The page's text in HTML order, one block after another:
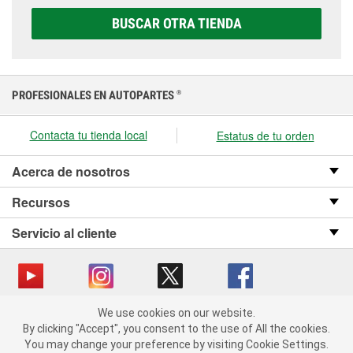
elegir la que sea correcta para tu vehículo y
BUSCAR OTRA TIENDA
We use cookies on our website. By clicking "Accept", you consent
to the use of All the cookies.
PROFESIONALES EN AUTOPARTES ®
Contacta tu tienda local Estatus de tu orden
Acerca de nosotros
Recursos
Servicio al cliente
Copyright © 2008-2026 O’Reilly Auto Parts v OST_3.2.0.0.729 (3) cv1361
catalog_main
We use cookies on our website.
By clicking "Accept", you consent to the use of All the cookies.
You may change your preference by visiting Cookie Settings.